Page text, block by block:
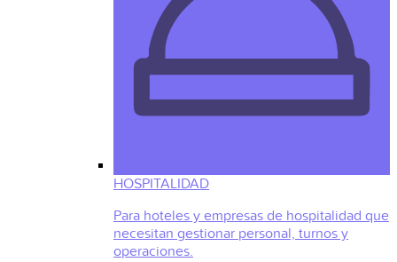
HOSPITALIDAD
Para hoteles y empresas de hospitalidad que
necesitan gestionar personal, turnos y
operaciones.